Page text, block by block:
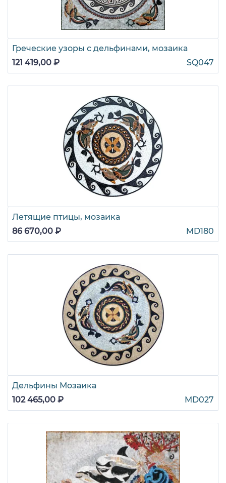
Греческие узоры с дельфинами, мозаика
121 419,00 ₽
SQ047
Летящие птицы, мозаика
86 670,00 ₽
MD180
Дельфины Мозаика
102 465,00 ₽
MD027